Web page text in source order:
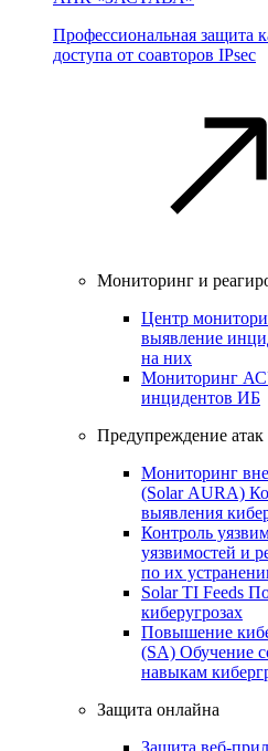
Профессиональная защита
доступа от соавторов IPsec
Мониторинг и
Центр
выявление
на них
Мониторинг
инцидентов ИБ
Предупреждение атак
Мониторинг
(Solar AURA)
выявления
Контроль
уязвимостей и
по их
Solar TI Feeds
киберугрозах
Повышение
(SA) Обучение
навыкам
Защита онлайна
Защита веб-